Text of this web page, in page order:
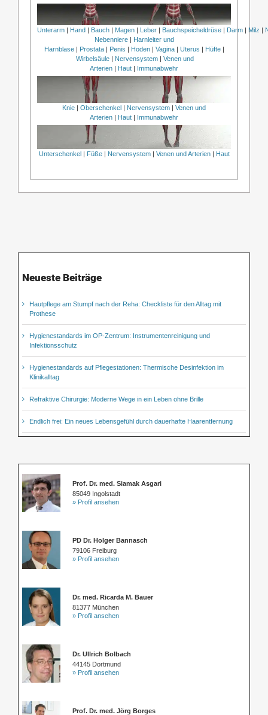
Unterarm | Hand | Bauch | Magen | Leber | Bauchspeicheldrüse | Darm | Milz |
Nebenniere| Harnleiter und
Harnblase| Prostata| Penis | Hoden| Vagina| Uterus | Hüfte|
Wirbelsäule | Nervensystem | Venen und
Arterien | Haut | Immunabwehr
Knie | Oberschenkel | Nervensystem | Venen und
Arterien | Haut | Immunabwehr
Unterschenkel| Füße| Nervensystem| Venen und Arterien| Haut
Neueste Beiträge
Hautpflege am Stumpf nach der Reha: Checkliste für den Alltag mit
Prothese
Hygienestandards im OP-Zentrum: Instrumentenreinigung und
Infektionsschutz
Hygienestandards auf Pflegestationen: Thermische Desinfektion im
Klinikalltag
Refraktive Chirurgie: Moderne Wege in ein Leben ohne Brille
Endlich frei: Ein neues Lebensgefühl durch dauerhafte Haarentfernung
Prof. Dr. med. Siamak Asgari
85049 Ingolstadt
» Profil ansehen
PD Dr. Holger Bannasch
79106 Freiburg
» Profil ansehen
Dr. med. Ricarda M. Bauer
81377 München
» Profil ansehen
Dr. Ullrich Bolbach
44145 Dortmund
» Profil ansehen
Prof. Dr. med. Jörg Borges